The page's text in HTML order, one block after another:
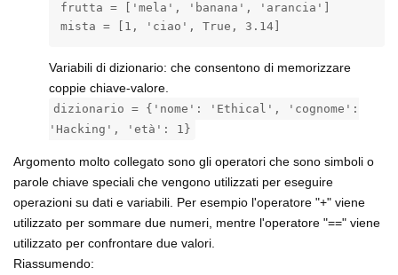
frutta = ['mela', 'banana', 'arancia']
mista = [1, 'ciao', True, 3.14]
Variabili di dizionario: che consentono di memorizzare
coppie chiave-valore.
dizionario = {'nome': 'Ethical', 'cognome':
'Hacking', 'età': 1}
Argomento molto collegato sono gli operatori che sono simboli o
parole chiave speciali che vengono utilizzati per eseguire
operazioni su dati e variabili. Per esempio l'operatore "+" viene
utilizzato per sommare due numeri, mentre l'operatore "==" viene
utilizzato per confrontare due valori.
Riassumendo: